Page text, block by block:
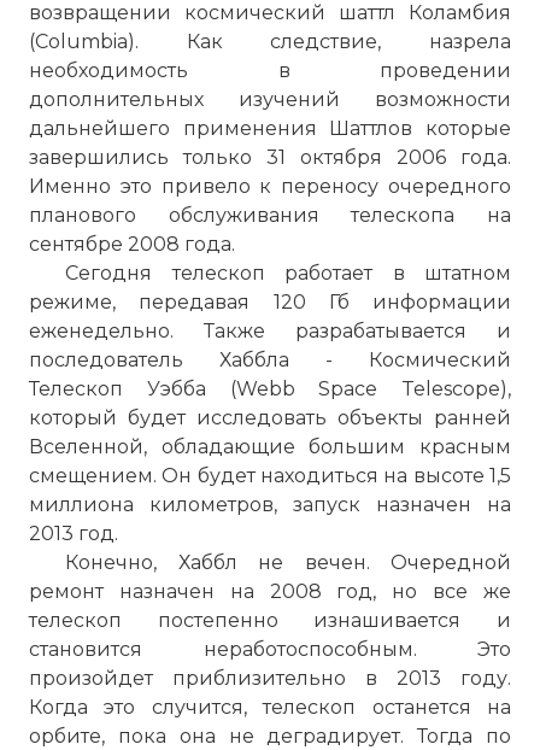
возвращении космический шаттл Коламбия
(Columbia). Как следствие, назрела
необходимость в проведении
дополнительных изучений возможности
дальнейшего применения Шаттлов которые
завершились только 31 октября 2006 года.
Именно это привело к переносу очередного
планового обслуживания телескопа на
сентябре 2008 года.
Сегодня телескоп работает в штатном
режиме, передавая 120 Гб информации
еженедельно. Также разрабатывается и
последователь Хаббла - Космический
Телескоп Уэбба (Webb Space Telescope),
который будет исследовать объекты ранней
Вселенной, обладающие большим красным
смещением. Он будет находиться на высоте 1,5
миллиона километров, запуск назначен на
2013 год.
Конечно, Хаббл не вечен. Очередной
ремонт назначен на 2008 год, но все же
телескоп постепенно изнашивается и
становится неработоспособным. Это
произойдет приблизительно в 2013 году.
Когда это случится, телескоп останется на
орбите, пока она не деградирует. Тогда по